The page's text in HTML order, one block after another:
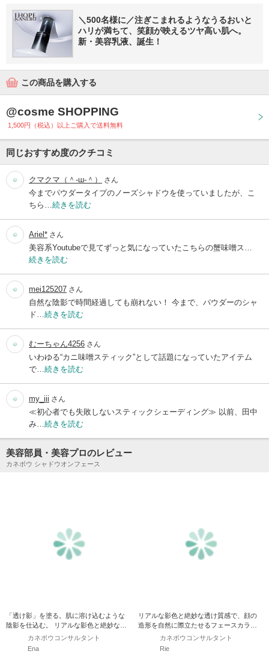
＼500名様に／注ぎこまれるようなうるおいと
ハリが満ちて、笑顔が映えるツヤ高い肌へ。
新・美容乳液、誕生！
この商品を購入する
@cosme SHOPPING
1,500円（税込）以上ご購入で送料無料
同じおすすめ度のクチコミ
クマクマ（＾-ш-＾） さん
今までパウダータイプのノーズシャドウを使っていましたが、こ
ちら… 続きを読む
Ariel* さん
美容系Youtubeで見てずっと気になっていたこちらの蟹味噌ス…
続きを読む
mei125207 さん
自然な陰影で時間経過しても崩れない！ 今まで、パウダーのシャ
ド… 続きを読む
むーちゃん4256 さん
いわゆる“カニ味噌スティック”として話題になっていたアイテム
で… 続きを読む
my_iii さん
≪初心者でも失敗しないスティックシェーディング≫ 以前、田中
み… 続きを読む
美容部員・美容プロのレビュー
カネボウ シャドウオンフェース
「透け影」を塗る。肌に溶け込むような
陰影を仕込む。 リアルな影色と絶妙な透
け質感で、顔の造形を自然…
カネボウコンサルタント
Ena
リアルな影色と絶妙な透け質感で、顔の
造形を自然に際立たせるフェースカラ
ー。 カネボウ シャドウオ…
カネボウコンサルタント
Rie